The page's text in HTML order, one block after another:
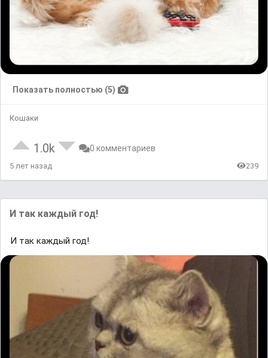
Показать полностью (5)
Кошаки
1.0k 0 комментариев
5 лет назад 239
И так каждый год!
И так каждый год!